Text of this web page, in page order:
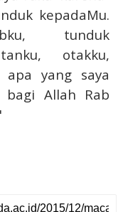
kepadaMu.
tunduk
otakku,
yang saya
Allah Rab